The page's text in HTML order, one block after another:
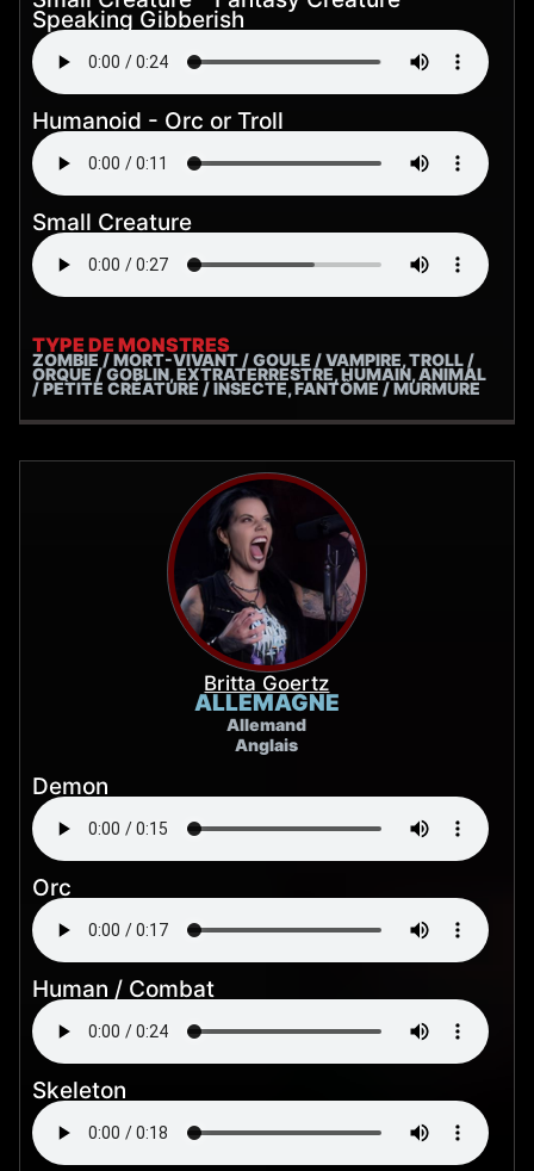
Speaking Gibberish
Humanoid - Orc or Troll
Small Creature
TYPE DE MONSTRES
ZOMBIE / MORT-VIVANT / GOULE / VAMPIRE, TROLL /
ORQUE / GOBLIN, EXTRATERRESTRE, HUMAIN, ANIMAL
/ PETITE CRÉATURE / INSECTE, FANTÔME / MURMURE
Britta Goertz
ALLEMAGNE
Allemand
Anglais
Demon
Orc
Human / Combat
Skeleton